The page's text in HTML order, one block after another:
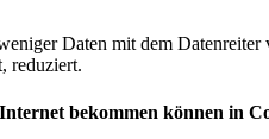
Daten mit dem
reduziert.
Internet bekommen können in